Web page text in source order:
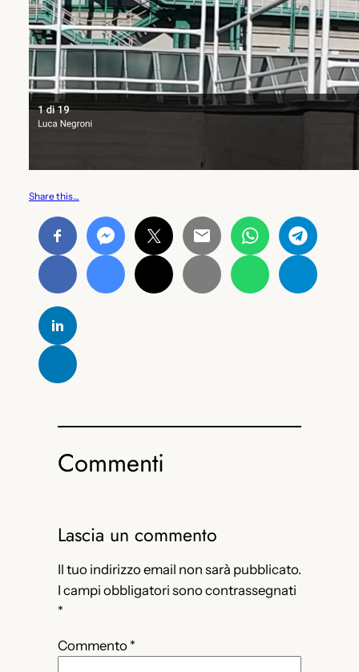
Share this…
Commenti
Lascia un commento
Il tuo indirizzo email non sarà pubblicato.
I campi obbligatori sono contrassegnati
*
Commento *